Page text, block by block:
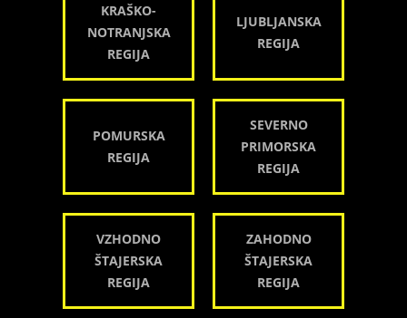
KRAŠKO-
NOTRANJSKA
REGIJA
LJUBLJANSKA
REGIJA
POMURSKA
REGIJA
SEVERNO
PRIMORSKA
REGIJA
VZHODNO
ŠTAJERSKA
REGIJA
ZAHODNO
ŠTAJERSKA
REGIJA